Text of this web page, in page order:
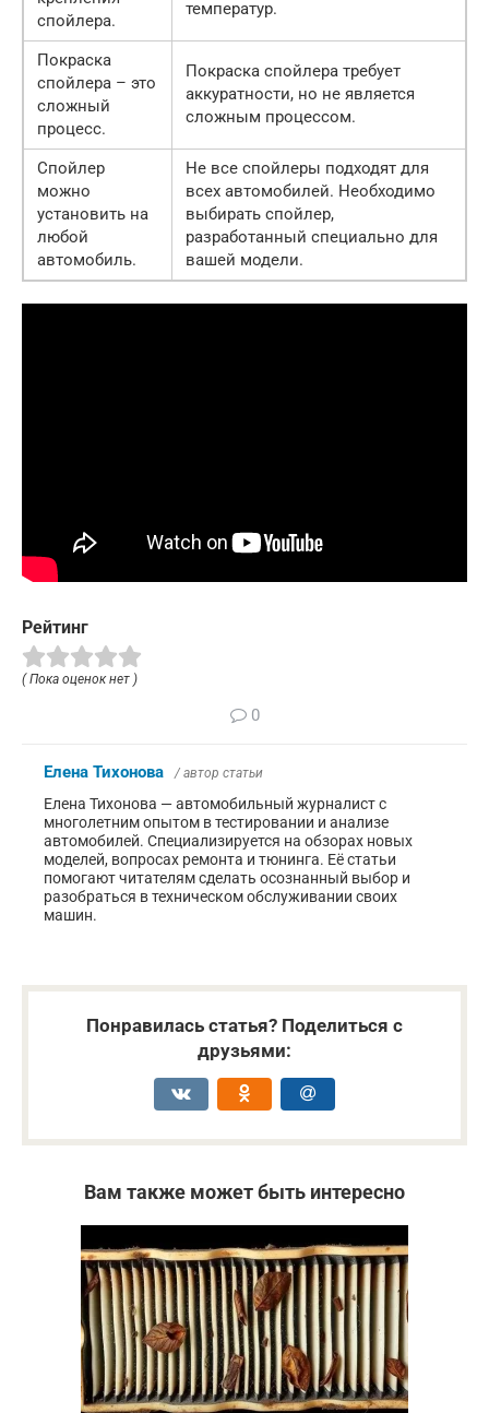
спойлера.
температур.
Покраска
спойлера – это
сложный
процесс.
Покраска спойлера требует
аккуратности, но не является
сложным процессом.
Спойлер
можно
установить на
любой
автомобиль.
Не все спойлеры подходят для
всех автомобилей. Необходимо
выбирать спойлер,
разработанный специально для
вашей модели.
Рейтинг
( Пока оценок нет )
0
Елена Тихонова / автор статьи
Елена Тихонова — автомобильный журналист с
многолетним опытом в тестировании и анализе
автомобилей. Специализируется на обзорах новых
моделей, вопросах ремонта и тюнинга. Её статьи
помогают читателям сделать осознанный выбор и
разобраться в техническом обслуживании своих
машин.
Понравилась статья? Поделиться с
друзьями:
Вам также может быть интересно